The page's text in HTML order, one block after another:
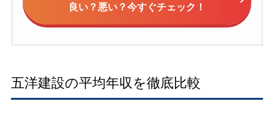
良い？悪い？今すぐチェック！
五洋建設の平均年収を徹底比較